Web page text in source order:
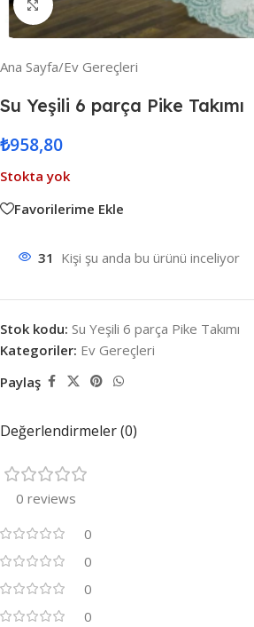
Resmi Büyüt
Ana Sayfa/Ev Gereçleri
Su Yeşili 6 parça Pike Takımı
₺958,80
Stokta yok
Favorilerime Ekle
31 Kişi şu anda bu ürünü inceliyor
Stok kodu: Su Yeşili 6 parça Pike Takımı
Kategoriler: Ev Gereçleri
Paylaş
Değerlendirmeler (0)
0 reviews
0
0
0
0